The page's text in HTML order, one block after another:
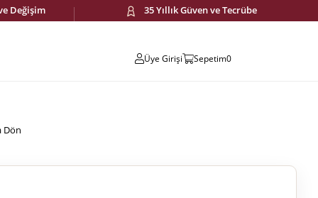
Değişim 35 Yıllık Güven ve Tecrübe
Üye Girişi Sepetim0
Dön